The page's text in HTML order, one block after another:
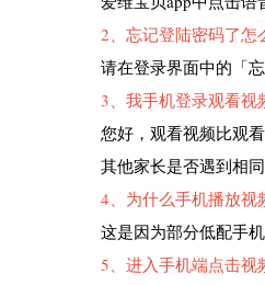
2、忘记登陆密码了怎
请在登录界面中的「
3、我手机登录观看视
您好，观看视频比观
其他家长是否遇到相
4、为什么手机播放视
这是因为部分低配手
5、进入手机端点击视